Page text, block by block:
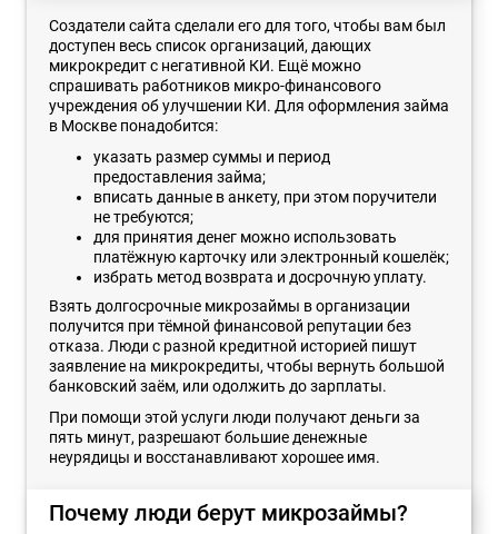
Создатели сайта сделали его для того, чтобы вам был
доступен весь список организаций, дающих
микрокредит с негативной КИ. Ещё можно
спрашивать работников микро-финансового
учреждения об улучшении КИ. Для оформления займа
в Москве понадобится:
указать размер суммы и период
предоставления займа;
вписать данные в анкету, при этом поручители
не требуются;
для принятия денег можно использовать
платёжную карточку или электронный кошелёк;
избрать метод возврата и досрочную уплату.
Взять долгосрочные микрозаймы в организации
получится при тёмной финансовой репутации без
отказа. Люди с разной кредитной историей пишут
заявление на микрокредиты, чтобы вернуть большой
банковский заём, или одолжить до зарплаты.
При помощи этой услуги люди получают деньги за
пять минут, разрешают большие денежные
неурядицы и восстанавливают хорошее имя.
Почему люди берут микрозаймы?